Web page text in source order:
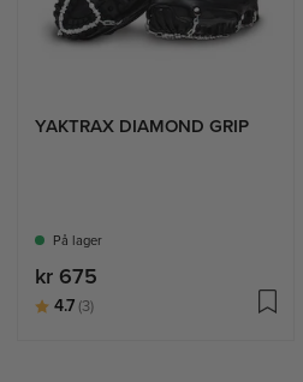
YAKTRAX DIAMOND GRIP
På lager
kr 675
Karakter:
4.7(3)av 5 mulige